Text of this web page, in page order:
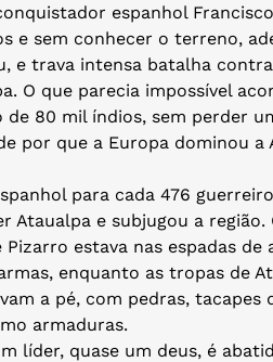
espanhol
e sem conhecer o terreno,
e trava intensa batalha
O que parecia impossível
80 mil índios, sem perder
por que a Europa dominou a
para cada 476
Ataualpa e subjugou a região.
estava nas espadas de
enquanto as tropas de
a pé, com pedras, tacapes
armaduras.
líder, quase um deus, é